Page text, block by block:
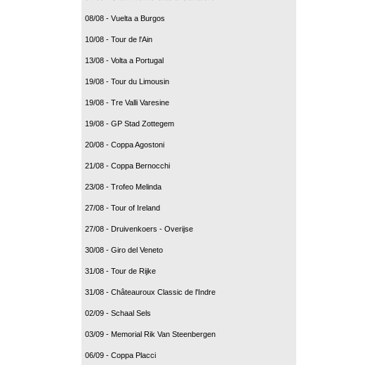
08/08 - Vuelta a Burgos
10/08 - Tour de l'Ain
13/08 - Volta a Portugal
19/08 - Tour du Limousin
19/08 - Tre Valli Varesine
19/08 - GP Stad Zottegem
20/08 - Coppa Agostoni
21/08 - Coppa Bernocchi
23/08 - Trofeo Melinda
27/08 - Tour of Ireland
27/08 - Druivenkoers - Overijse
30/08 - Giro del Veneto
31/08 - Tour de Rijke
31/08 - Châteauroux Classic de l'Indre
02/09 - Schaal Sels
03/09 - Memorial Rik Van Steenbergen
06/09 - Coppa Placci